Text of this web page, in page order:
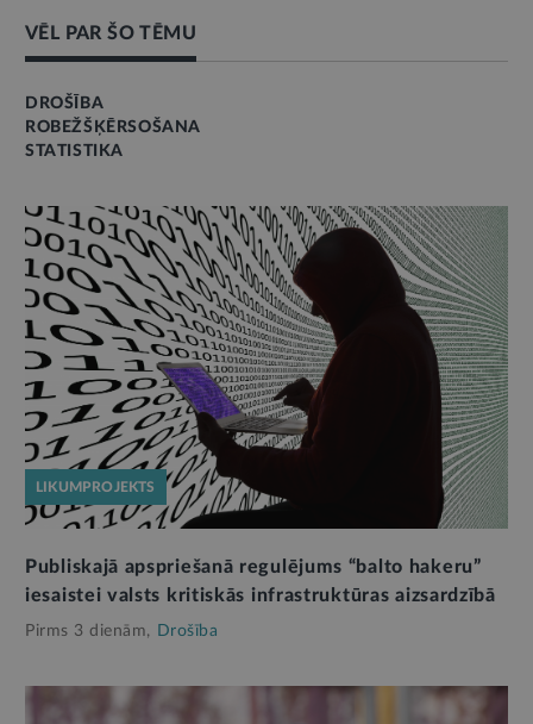
VĒL PAR ŠO TĒMU
DROŠĪBA
ROBEŽŠĶĒRSOŠANA
STATISTIKA
LIKUMPROJEKTS
Publiskajā apspriešanā regulējums “balto hakeru”
iesaistei valsts kritiskās infrastruktūras aizsardzībā
Pirms 3 dienām, Drošība